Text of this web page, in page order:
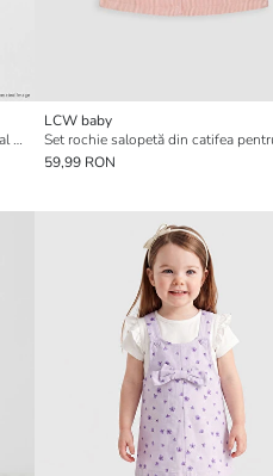
Rochie Salopetă și Tricou cu Model Floral pentru Fetițe
LCW baby
59,99 RON